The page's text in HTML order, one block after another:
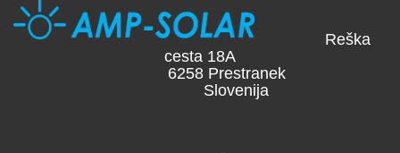
Reška
cesta 18A
6258 Prestranek
Slovenija